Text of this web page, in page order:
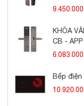
9.450.000
KHÓA
CB - APP
6.083.000
Bếp